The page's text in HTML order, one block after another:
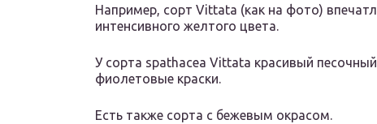
Например, сорт Vittata (как на фото)
интенсивного желтого цвета.
У сорта spathacea Vittata красивый
фиолетовые краски.
Есть также сорта с бежевым окрасом.